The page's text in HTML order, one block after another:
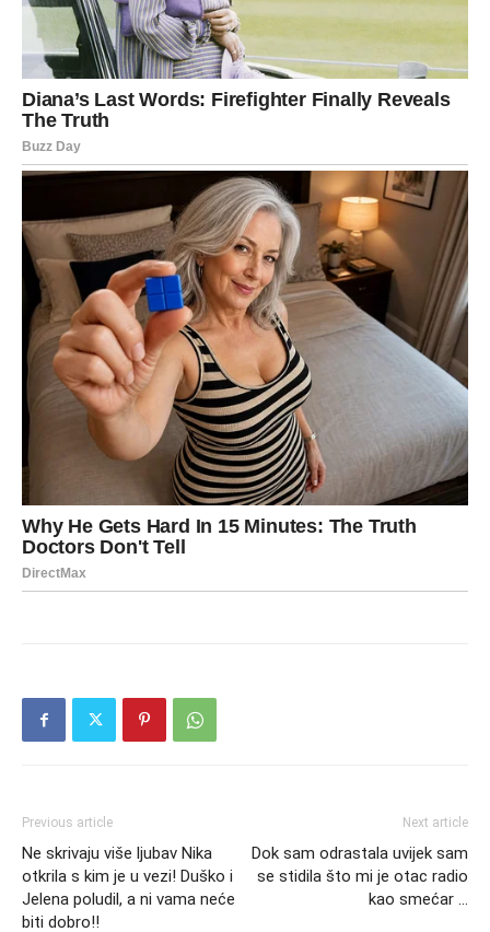
Previous article
Ne skrivaju više ljubav Nika
otkrila s kim je u vezi! Duško i
Jelena poludil, a ni vama neće
biti dobro!!
Next article
Dok sam odrastala uvijek sam
se stidila što mi je otac radio
kao smećar …